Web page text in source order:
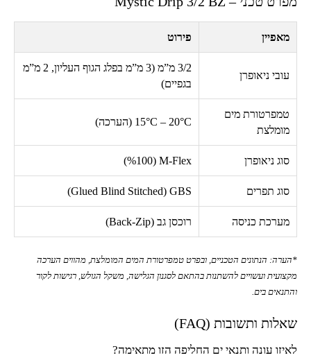
מאפיין פירוט
עובי ניאופרן
3/2
מ”מ (3 מ”מ בפלג הגוף העליון, 2 מ”מ
בגפיים)
טמפרטורת מים
מומלצת
15°C – 20°C (הערכה)
סוג ניאופרן M-Flex
(
100
%)
סוג תפרים GBS
(
Glued Blind Stitched
)
מערכת כניסה רוכסן גב (Back-Zip
)
*הערה: הנתונים הטכניים, ובפרט טמפרטורת המים המומלצת, מהווים הערכה
מקצועית ועשויים להשתנות בהתאם לסגנון הגלישה, משקל הגולש, רגישות לקור
והתנאים בים.
שאלות ותשובות (FAQ
)
לאיזו עונה ותנאי ים החליפה הזו מתאימה?